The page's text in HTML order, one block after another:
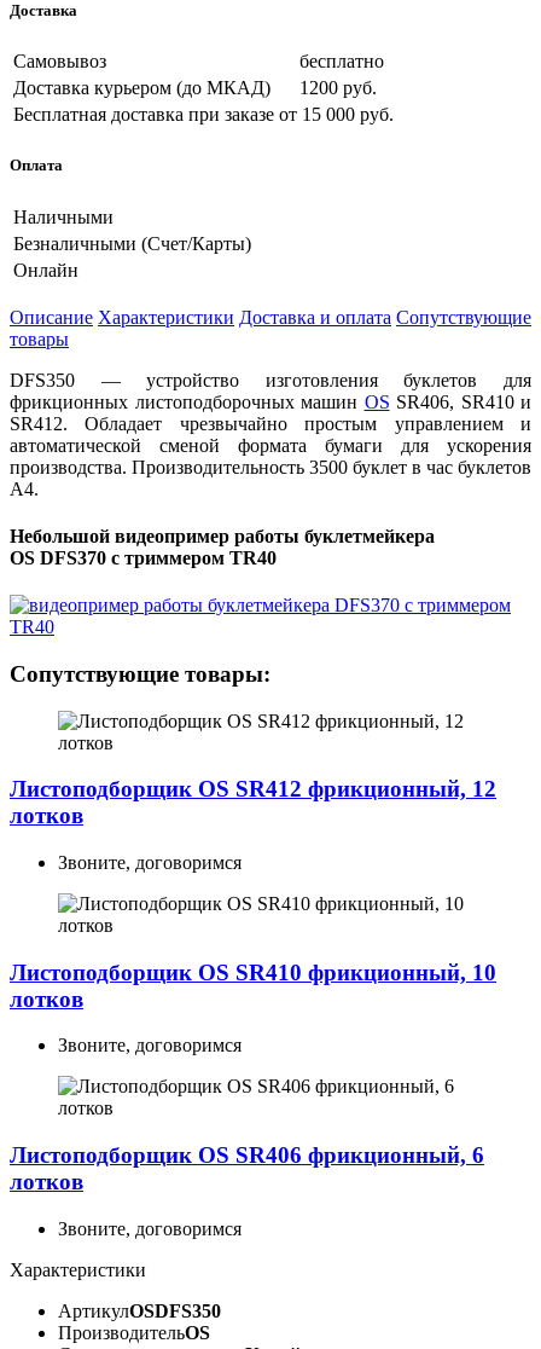
Доставка
Самовывоз
бесплатно
Доставка курьером (до МКАД)
1200 руб.
Бесплатная доставка при заказе от 15 000 руб.
Оплата
Наличными
Безналичными (Счет/Карты)
Онлайн
Описание Характеристики Доставка и оплата Сопутствующие
товары
DFS350 — устройство изготовления буклетов для
фрикционных листоподборочных машин OS SR406, SR410 и
SR412. Обладает чрезвычайно простым управлением и
автоматической сменой формата бумаги для ускорения
производства. Производительность 3500 буклет в час буклетов
А4.
Небольшой видеопример работы буклетмейкера
OS DFS370 с триммером TR40
Сопутствующие товары:
Листоподборщик OS SR412 фрикционный, 12
лотков
Звоните, договоримся
Листоподборщик OS SR410 фрикционный, 10
лотков
Звоните, договоримся
Листоподборщик OS SR406 фрикционный, 6
лотков
Звоните, договоримся
Характеристики
АртикулOSDFS350
ПроизводительOS